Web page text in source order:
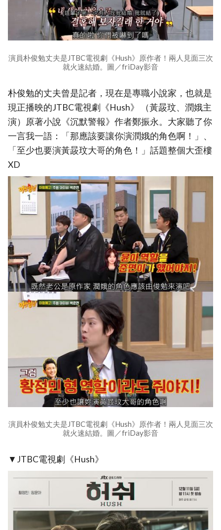
演員朴俊勉丈夫是JTBC電視劇《Hush》原作者！兩人見面三次
就火速結婚。圖／friDay影音
朴俊勉的丈夫曾是記者，現在是專職小說家，也就是
現正播映的JTBC電視劇《Hush》 （黃晸玟、潤娥主
演）原著小說《沉默警報》作者鄭振永。大家聽了你
一言我一語：「那應該要讓你演潤娥的角色啊！」、
「至少也要演黃晸玟大哥的角色！」話題整個大歪樓
XD
演員朴俊勉丈夫是JTBC電視劇《Hush》原作者！兩人見面三次
就火速結婚。圖／friDay影音
▼JTBC電視劇《Hush》